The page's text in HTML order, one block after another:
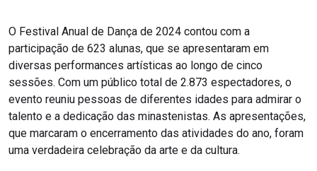
O Festival Anual de Dança de 2024 contou com a
participação de 623 alunas, que se apresentaram em
diversas performances artísticas ao longo de cinco
sessões. Com um público total de 2.873 espectadores, o
evento reuniu pessoas de diferentes idades para admirar o
talento e a dedicação das minastenistas. As apresentações,
que marcaram o encerramento das atividades do ano, foram
uma verdadeira celebração da arte e da cultura.